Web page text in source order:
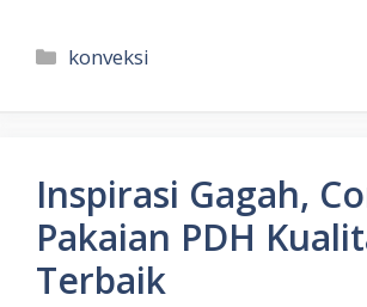
Kategori
konveksi
Inspirasi Gagah,
Pakaian PDH
Terbaik